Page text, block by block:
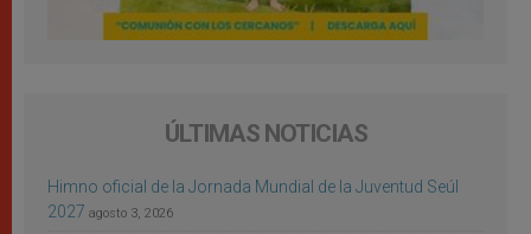
ÚLTIMAS NOTICIAS
Himno oficial de la Jornada Mundial de la Juventud Seúl
2027 agosto 3, 2026